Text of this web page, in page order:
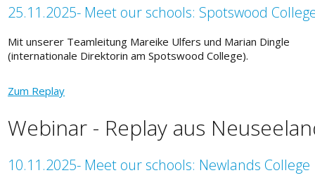
25.11.2025- Meet our schools: Spotswood
Mit unserer Teamleitung Mareike Ulfers und Marian Dingle
(internationale Direktorin am Spotswood College).
Zum Replay
Webinar - Replay aus
10.11.2025- Meet our schools: Newlands College